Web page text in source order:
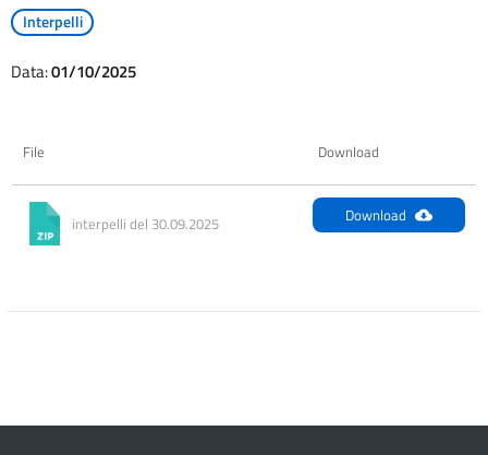
Interpelli
Data:01/10/2025
File Download
interpelli del 30.09.2025 Download